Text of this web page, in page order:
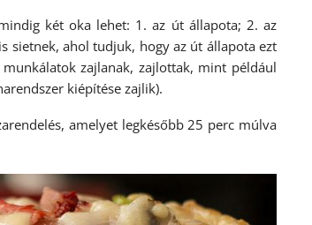
két oka lehet: 1. az út állapota; 2. az
sietnek, ahol tudjuk, hogy az út állapota ezt
zajlanak, zajlottak, mint például
kiépítése zajlik).
amelyet legkésőbb 25 perc múlva